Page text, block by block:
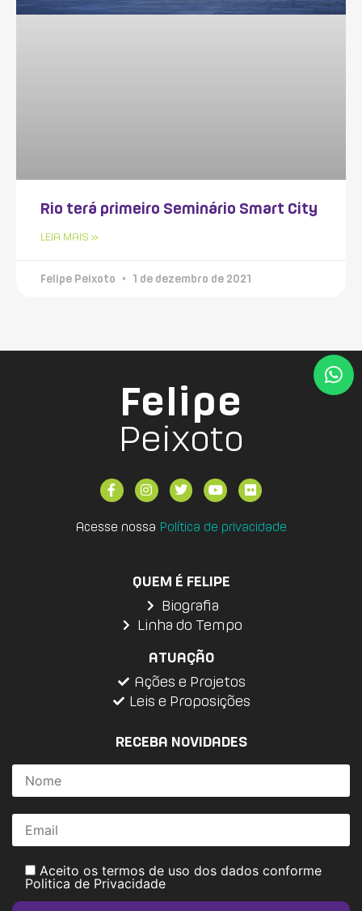
Rio terá primeiro Seminário Smart City
LEIA MAIS »
Felipe Peixoto 1 de dezembro de 2021
Felipe
Peixoto
Acesse nossa Política de privacidade
QUEM É FELIPE
Biografia
Linha do Tempo
ATUAÇÃO
Ações e Projetos
Leis e Proposições
RECEBA NOVIDADES
Aceito os termos de uso dos dados conforme
Politica de Privacidade